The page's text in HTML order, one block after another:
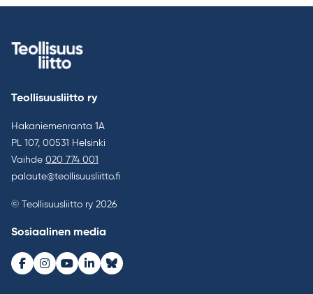
Teollisuusliitto ry
Hakaniemenranta 1A
PL 107, 00531 Helsinki
Vaihde 020 774 001
palaute@teollisuusliitto.fi
© Teollisuusliitto ry 2026
Sosiaalinen media
Facebook
Instagram
Youtube
LinkedInBluesky